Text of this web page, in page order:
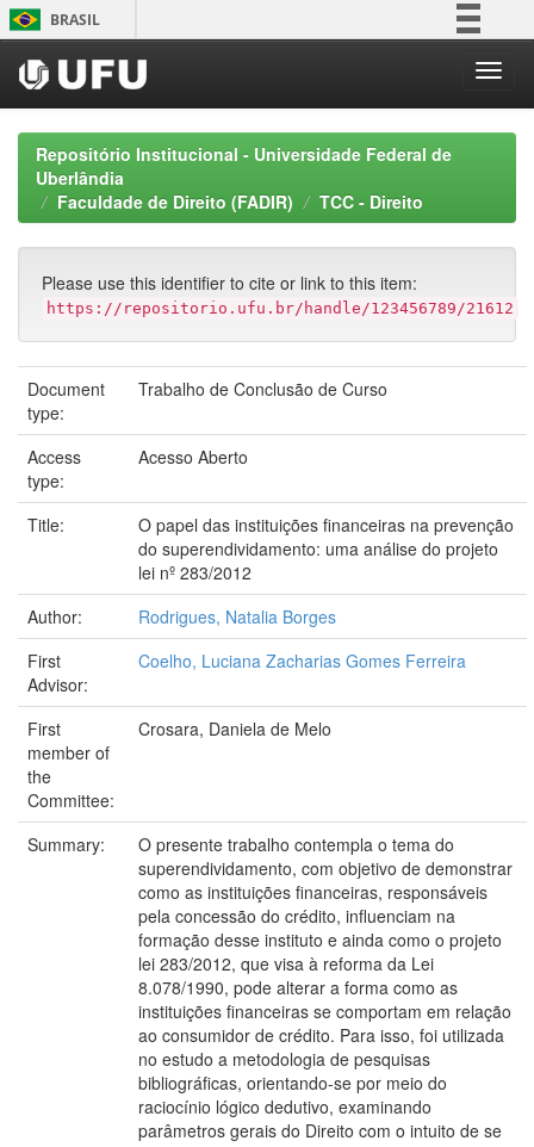
Skip
navigation
BRASIL
Participe
Acesso à informação
Legislação
Repositório Institucional - Universidade Federal de
Uberlândia
Faculdade de Direito (FADIR)
TCC - Direito
Please use this identifier to cite or link to this item:
https://repositorio.ufu.br/handle/123456789/21612
Document
type:
Trabalho de Conclusão de Curso
Access
type:
Acesso Aberto
Title:
O papel das instituições financeiras na prevenção
do superendividamento: uma análise do projeto
lei nº 283/2012
Author:
Rodrigues, Natalia Borges
First
Advisor:
Coelho, Luciana Zacharias Gomes Ferreira
First
member of
the
Committee:
Crosara, Daniela de Melo
Summary:
O presente trabalho contempla o tema do
superendividamento, com objetivo de demonstrar
como as instituições financeiras, responsáveis
pela concessão do crédito, influenciam na
formação desse instituto e ainda como o projeto
lei 283/2012, que visa à reforma da Lei
8.078/1990, pode alterar a forma como as
instituições financeiras se comportam em relação
ao consumidor de crédito. Para isso, foi utilizada
no estudo a metodologia de pesquisas
bibliográficas, orientando-se por meio do
raciocínio lógico dedutivo, examinando
parâmetros gerais do Direito com o intuito de se